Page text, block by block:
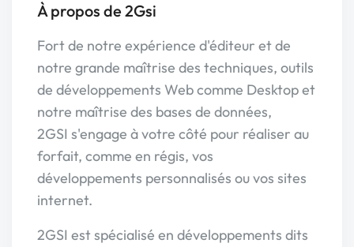
À propos de 2Gsi
Fort de notre expérience d'éditeur et de
notre grande maîtrise des techniques, outils
de développements Web comme Desktop et
notre maîtrise des bases de données,
2GSI s'engage à votre côté pour réaliser au
forfait, comme en régis, vos
développements personnalisés ou vos sites
internet.
2GSI est spécialisé en développements dits